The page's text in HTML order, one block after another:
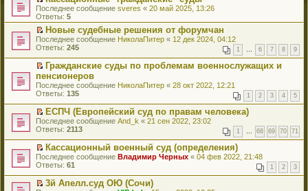
т
а
н
н
о
м
с
о
о
б
щ
е
н
и
ю
п
р
о
ч
и
т
а
н
н
о
м
у
с
о
о
б
е
н
и
ю
е
р
в
о
м
у
н
п
р
о
и
т
а
н
н
о
м
у
с
о
й
т
и
к
п
е
р
в
о
м
у
н
е
п
р
о
и
т
а
н
н
о
П
е
р
е
й
т
к
е
р
в
о
м
у
н
е
п
р
о
и
т
Последнее сообщение sveres « 20 май 2025, 13:26
Ответы: 5
П
е
е
й
т
и
к
п
е
р
в
м
у
н
е
п
р
Новые судебные решения от форумчан
Последнее сообщение НиколаПитер « 12 дек 2024, 04:12
Ответы: 245 1 … 6 7 8 9
П
е
р
е
й
т
и
к
п
е
р
в
м
у
Гражданские суды по проблемам военнослужащих и
пенсионеров
Последнее сообщение НиколаПитер « 28 окт 2022, 12:21
Ответы: 135 1 2 3 4 5
П
е
е
й
т
и
к
п
ЕСПЧ (Европейский суд по правам человека)
Последнее сообщение And_k « 21 сен 2022, 23:02
Ответы: 2113 1 … 68 69 70 71
П
е
е
й
Кассационный военный суд (определения)
Последнее сообщение Владимир Черных « 04 фев 2022, 21:48
Ответы: 61 1 2 3
3й Апелл.суд ОЮ (Сочи)